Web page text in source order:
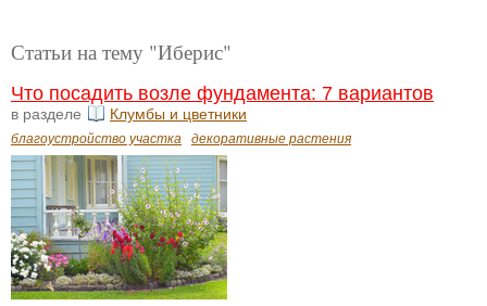
Статьи на тему "Иберис"
Что посадить возле фундамента: 7 вариантов
в разделе Клумбы и цветники
благоустройство участка декоративные растения